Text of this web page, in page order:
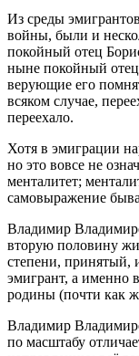
Из среды
войны, были и
покойный отец
ныне покойный
верующие его
всяком случае,
переехало.
Хотя в эмиграции
но это вовсе не
менталитет;
самовыражение
Владимир
вторую половину
степени, принятый,
эмигрант, а именно
родины (почти как
Владимир
по масштабу